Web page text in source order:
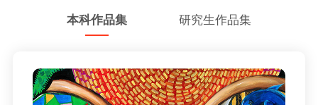
本科作品集 研究生作品集